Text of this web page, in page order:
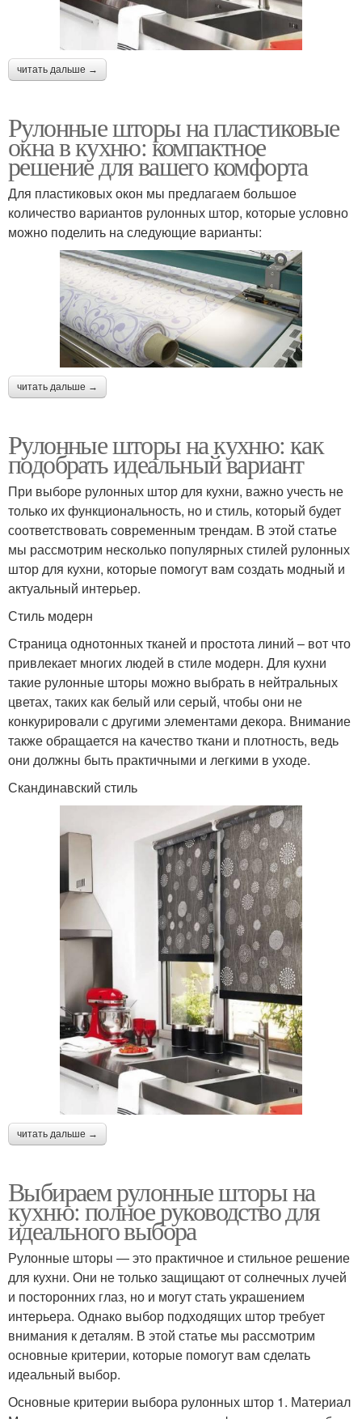
читать дальше →
Рулонные шторы на пластиковые
окна в кухню: компактное
решение для вашего комфорта
Для пластиковых окон мы предлагаем большое
количество вариантов рулонных штор, которые условно
можно поделить на следующие варианты:
читать дальше →
Рулонные шторы на кухню: как
подобрать идеальный вариант
При выборе рулонных штор для кухни, важно учесть не
только их функциональность, но и стиль, который будет
соответствовать современным трендам. В этой статье
мы рассмотрим несколько популярных стилей рулонных
штор для кухни, которые помогут вам создать модный и
актуальный интерьер.
Стиль модерн
Страница однотонных тканей и простота линий – вот что
привлекает многих людей в стиле модерн. Для кухни
такие рулонные шторы можно выбрать в нейтральных
цветах, таких как белый или серый, чтобы они не
конкурировали с другими элементами декора. Внимание
также обращается на качество ткани и плотность, ведь
они должны быть практичными и легкими в уходе.
Скандинавский стиль
читать дальше →
Выбираем рулонные шторы на
кухню: полное руководство для
идеального выбора
Рулонные шторы — это практичное и стильное решение
для кухни. Они не только защищают от солнечных лучей
и посторонних глаз, но и могут стать украшением
интерьера. Однако выбор подходящих штор требует
внимания к деталям. В этой статье мы рассмотрим
основные критерии, которые помогут вам сделать
идеальный выбор.
Основные критерии выбора рулонных штор 1. Материал